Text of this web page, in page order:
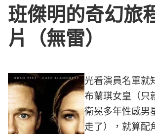
班傑明的奇幻旅
片（無雷）
光看演員名單就
布蘭琪女皇（只
衛冕多年性感男
走了），就算配